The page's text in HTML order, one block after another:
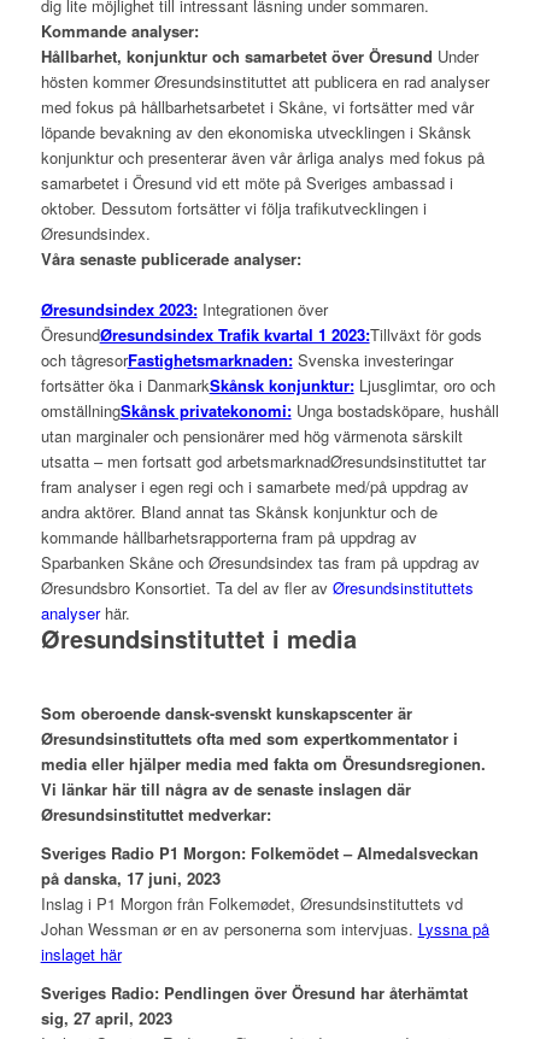
dig lite möjlighet till intressant läsning under sommaren.
Kommande analyser:
Hållbarhet, konjunktur och samarbetet över Öresund Under
hösten kommer Øresundsinstituttet att publicera en rad analyser
med fokus på hållbarhetsarbetet i Skåne, vi fortsätter med vår
löpande bevakning av den ekonomiska utvecklingen i Skånsk
konjunktur och presenterar även vår årliga analys med fokus på
samarbetet i Öresund vid ett möte på Sveriges ambassad i
oktober. Dessutom fortsätter vi följa trafikutvecklingen i
Øresundsindex.
Våra senaste publicerade analyser:
Øresundsindex 2023:Integrationen över
ÖresundØresundsindex Trafik kvartal 1 2023:Tillväxt för gods
och tågresorFastighetsmarknaden:Svenska investeringar
fortsätter öka i DanmarkSkånsk konjunktur:Ljusglimtar, oro och
omställningSkånsk privatekonomi:Unga bostadsköpare, hushåll
utan marginaler och pensionärer med hög värmenota särskilt
utsatta – men fortsatt god arbetsmarknadØresundsinstituttet tar
fram analyser i egen regi och i samarbete med/på uppdrag av
andra aktörer. Bland annat tas Skånsk konjunktur och de
kommande hållbarhetsrapporterna fram på uppdrag av
Sparbanken Skåne och Øresundsindex tas fram på uppdrag av
Øresundsbro Konsortiet. Ta del av fler av Øresundsinstituttets
analyserhär.
Øresundsinstituttet i media
Som oberoende dansk-svenskt kunskapscenter är
Øresundsinstituttets ofta med som expertkommentator i
media eller hjälper media med fakta om Öresundsregionen.
Vi länkar här till några av de senaste inslagen där
Øresundsinstituttet medverkar:
Sveriges Radio P1 Morgon: Folkemödet – Almedalsveckan
på danska, 17 juni, 2023
Inslag i P1 Morgon från Folkemødet, Øresundsinstituttets vd
Johan Wessman ør en av personerna som intervjuas. Lyssna på
inslaget här
Sveriges Radio: Pendlingen över Öresund har återhämtat
sig, 27 april, 2023